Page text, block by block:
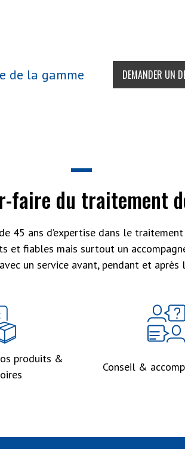
de la gamme DEMANDER UN
faire du traitement
de 45 ans d’expertise dans le traitement
et fiables mais surtout un
un service avant, pendant et après
produits &
Conseil &